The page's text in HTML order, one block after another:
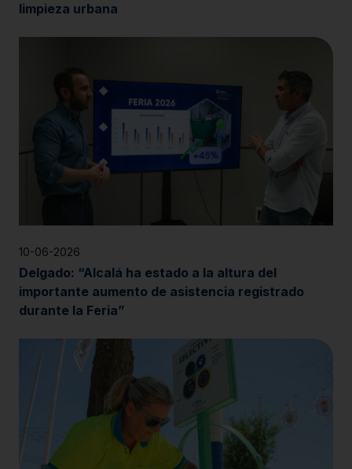
limpieza urbana
10-06-2026
Delgado: “Alcalá ha estado a la altura del
importante aumento de asistencia registrado
durante la Feria”